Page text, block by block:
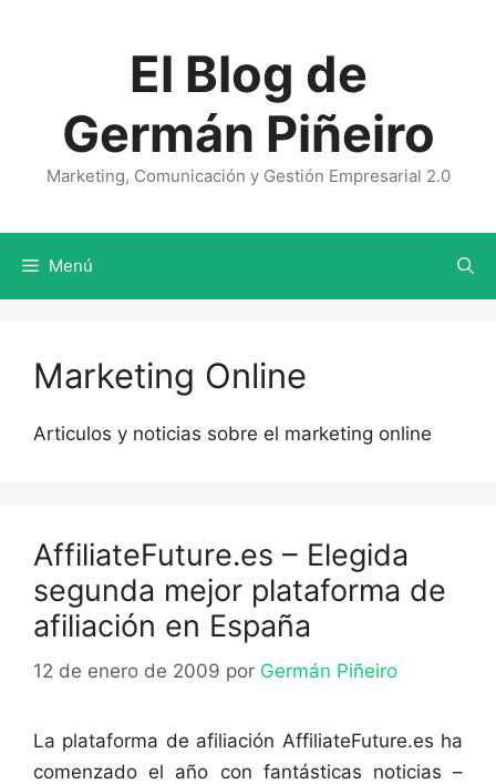
El Blog de
Germán Piñeiro
Marketing, Comunicación y Gestión Empresarial 2.0
Menú
Marketing Online
Articulos y noticias sobre el marketing online
AffiliateFuture.es – Elegida
segunda mejor plataforma de
afiliación en España
12 de enero de 2009 por Germán Piñeiro
La plataforma de afiliación AffiliateFuture.es ha
comenzado el año con fantásticas noticias –